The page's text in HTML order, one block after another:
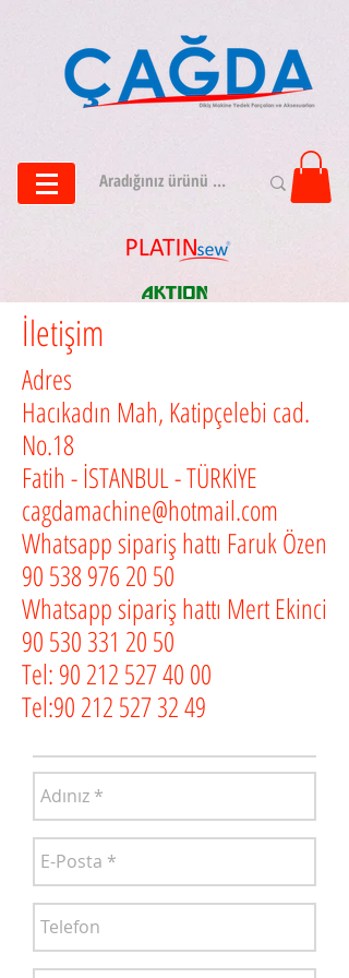
İletişim
Adres
Hacıkadın Mah, Katipçelebi cad.
No.18
Fatih - İSTANBUL - TÜRKİYE
cagdamachine@hotmail.com
Whatsapp sipariş hattı Faruk Özen
90 538 976 20 50
Whatsapp sipariş hattı Mert Ekinci
90 530 331 20 50
Tel: 90 212 527 40 00
Tel:90 212 527 32 49